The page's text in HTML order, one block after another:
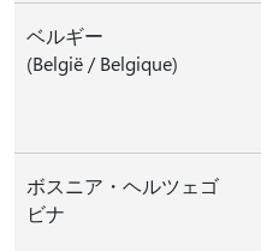
ベルギー
(België / Belgique)
ボスニア・ヘルツェゴ
ビナ